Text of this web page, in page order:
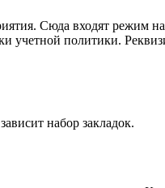
Сюда входят режим
учетной политики.
набор закладок.